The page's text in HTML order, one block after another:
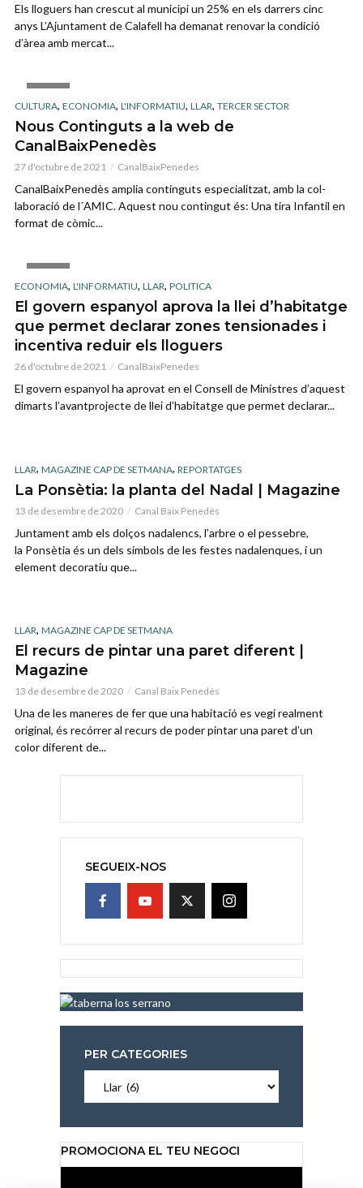
Els lloguers han crescut al municipi un 25% en els darrers cinc
anys L’Ajuntament de Calafell ha demanat renovar la condició
d’àrea amb mercat...
CULTURA, ECONOMIA, L'INFORMATIU, LLAR, TERCER SECTOR
Nous Continguts a la web de
CanalBaixPenedès
27 d'octubre de 2021 CanalBaixPenedes
CanalBaixPenedès amplia continguts especialitzat, amb la col-
laboració de l´AMIC. Aquest nou contingut és: Una tira Infantil en
format de còmic...
ECONOMIA, L'INFORMATIU, LLAR, POLITICA
El govern espanyol aprova la llei d’habitatge
que permet declarar zones tensionades i
incentiva reduir els lloguers
26 d'octubre de 2021 CanalBaixPenedes
El govern espanyol ha aprovat en el Consell de Ministres d’aquest
dimarts l’avantprojecte de llei d’habitatge que permet declarar...
LLAR, MAGAZINE CAP DE SETMANA, REPORTATGES
La Ponsètia: la planta del Nadal | Magazine
13 de desembre de 2020 Canal Baix Penedès
Juntament amb els dolços nadalencs, l’arbre o el pessebre,
la Ponsètia és un dels símbols de les festes nadalenques, i un
element decoratiu que...
LLAR, MAGAZINE CAP DE SETMANA
El recurs de pintar una paret diferent |
Magazine
13 de desembre de 2020 Canal Baix Penedès
Una de les maneres de fer que una habitació es vegi realment
original, és recórrer al recurs de poder pintar una paret d’un
color diferent de...
SEGUEIX-NOS
PER CATEGORIES
categories
PROMOCIONA EL TEU NEGOCI